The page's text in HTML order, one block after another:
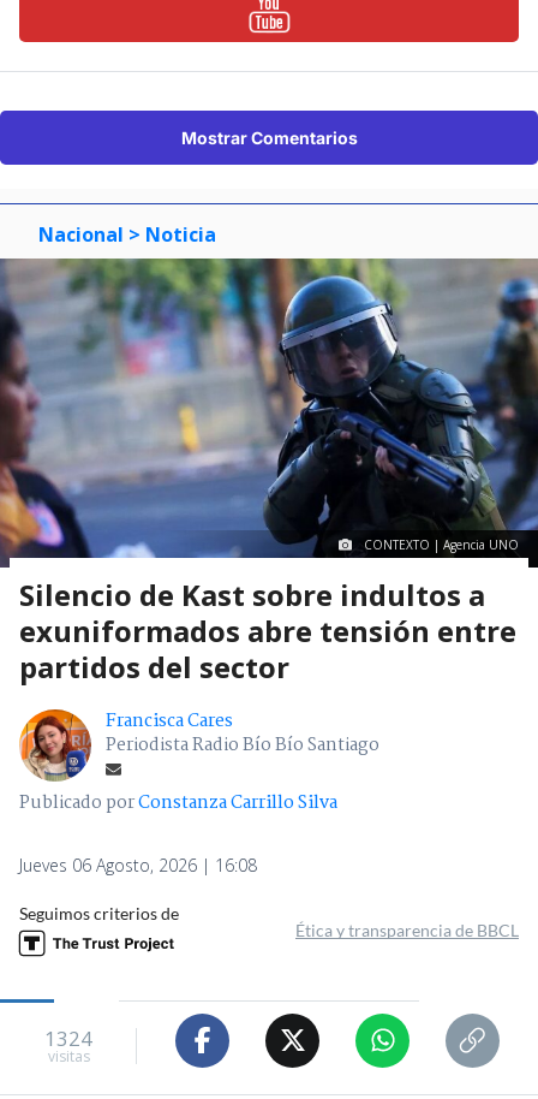
Mostrar Comentarios
Nacional > Noticia
CONTEXTO | Agencia UNO
Silencio de Kast sobre indultos a
exuniformados abre tensión entre
partidos del sector
Francisca Cares
Periodista Radio Bío Bío Santiago
Publicado porConstanza Carrillo Silva
Jueves 06 Agosto, 2026 | 16:08
Seguimos criterios de
Ética y transparencia de BBCL
1324
visitas